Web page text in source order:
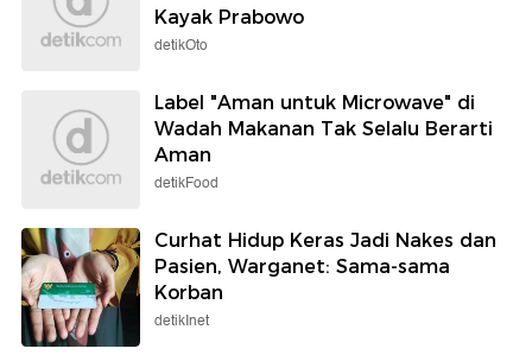
Kayak Prabowo
detikOto
Label "Aman untuk Microwave" di
Wadah Makanan Tak Selalu Berarti
Aman
detikFood
Curhat Hidup Keras Jadi Nakes dan
Pasien, Warganet: Sama-sama
Korban
detikInet